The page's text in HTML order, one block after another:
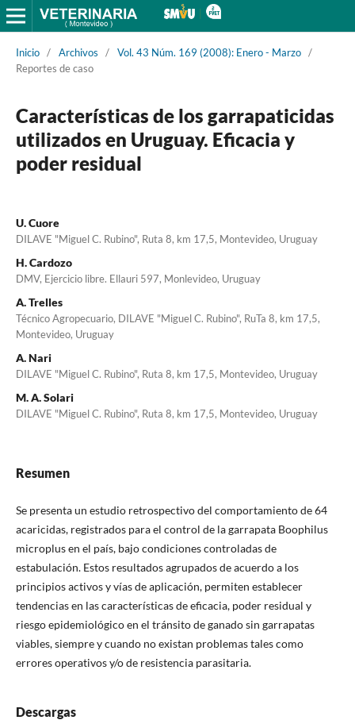
Inicio / Archivos / Vol. 43 Núm. 169 (2008): Enero - Marzo /
Reportes de caso
Características de los garrapaticidas
utilizados en Uruguay. Eficacia y
poder residual
U. Cuore
DILAVE "Miguel C. Rubino", Ruta 8, km 17,5, Montevideo, Uruguay
H. Cardozo
DMV, Ejercicio libre. Ellauri 597, Monlevideo, Uruguay
A. Trelles
Técnico Agropecuario, DILAVE "Miguel C. Rubino", RuTa 8, km 17,5,
Montevideo, Uruguay
A. Nari
DILAVE "Miguel C. Rubino", Ruta 8, km 17,5, Montevideo, Uruguay
M. A. Solari
DILAVE "Miguel C. Rubino", Ruta 8, km 17,5, Montevideo, Uruguay
Resumen
Se presenta un estudio retrospectivo del comportamiento de 64
acaricidas, registrados para el control de la garrapata Boophilus
microplus en el país, bajo condiciones controladas de
estabulación. Estos resultados agrupados de acuerdo a los
principios activos y vías de aplicación, permiten establecer
tendencias en las características de eficacia, poder residual y
riesgo epidemiológico en el tránsito de ganado sin garrapatas
viables, siempre y cuando no existan problemas tales como
errores operativos y/o de resistencia parasitaria.
Descargas